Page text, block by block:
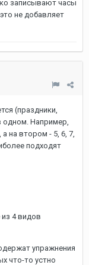
записывают часы
не добавляет
(праздники,
одном. Например,
на втором - 5, 6, 7,
подходят
4 видов
упражнения
что-то устно